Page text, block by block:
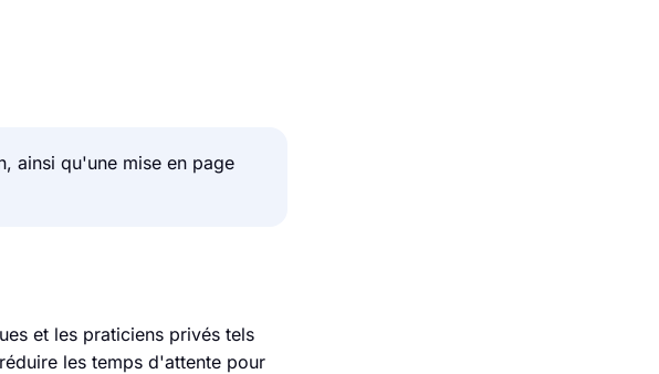
ainsi qu'une mise en page
et les praticiens privés tels
les temps d'attente pour